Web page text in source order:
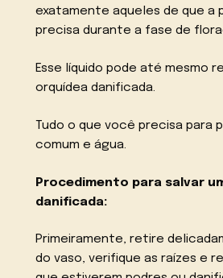
exatamente aqueles de que a
precisa durante a fase de
Esse líquido pode até mesmo
orquídea danificada.
Tudo o que você precisa para
comum e água.
Procedimento para salvar
danificada:
Primeiramente, retire
do vaso, verifique as raízes e